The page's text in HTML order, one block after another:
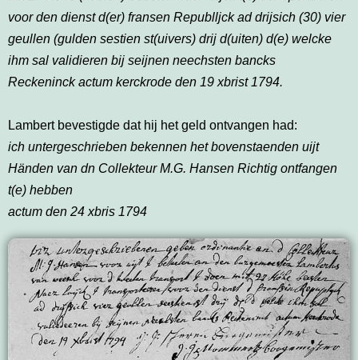
voor den dienst d(er) fransen Republljck ad drijsich (30) vier
geullen (gulden sestien st(uivers) drij d(uiten) d(e) welcke
ihm sal validieren bij seijnen neechsten bancks
Reckeninck actum kerckrode den 19 xbrist 1794.
Lambert bevestigde dat hij het geld ontvangen had:
ich untergeschrieben bekennen het bovenstaenden uijt
Händen van dn Collekteur M.G. Hansen Richtig ontfangen
t(e) hebben
actum den 24 xbris 1794